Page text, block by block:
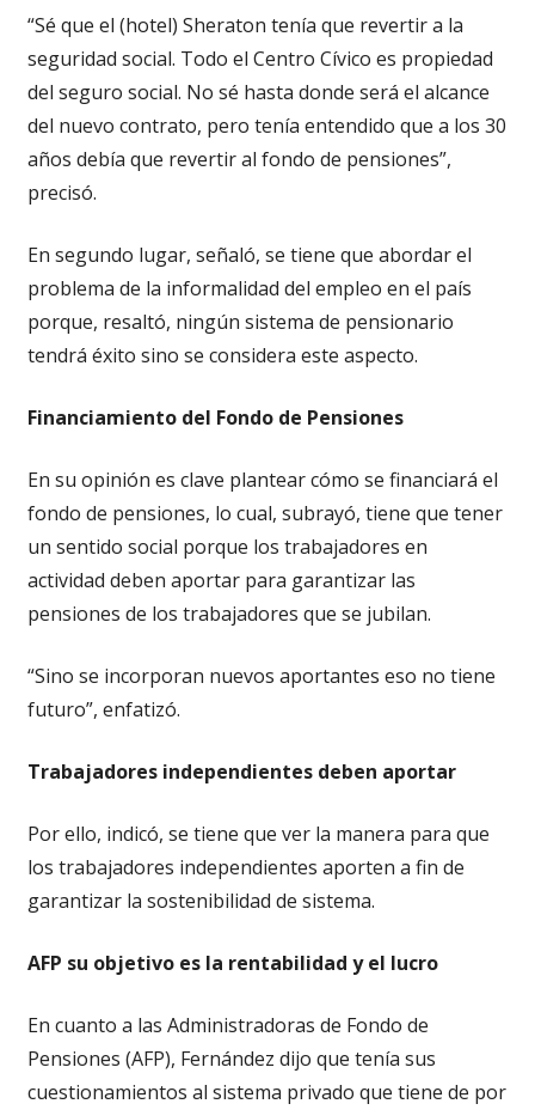
“Sé que el (hotel) Sheraton tenía que revertir a la
seguridad social. Todo el Centro Cívico es propiedad
del seguro social. No sé hasta donde será el alcance
del nuevo contrato, pero tenía entendido que a los 30
años debía que revertir al fondo de pensiones”,
precisó.
En segundo lugar, señaló, se tiene que abordar el
problema de la informalidad del empleo en el país
porque, resaltó, ningún sistema de pensionario
tendrá éxito sino se considera este aspecto.
Financiamiento del Fondo de Pensiones
En su opinión es clave plantear cómo se financiará el
fondo de pensiones, lo cual, subrayó, tiene que tener
un sentido social porque los trabajadores en
actividad deben aportar para garantizar las
pensiones de los trabajadores que se jubilan.
“Sino se incorporan nuevos aportantes eso no tiene
futuro”, enfatizó.
Trabajadores independientes deben aportar
Por ello, indicó, se tiene que ver la manera para que
los trabajadores independientes aporten a fin de
garantizar la sostenibilidad de sistema.
AFP su objetivo es la rentabilidad y el lucro
En cuanto a las Administradoras de Fondo de
Pensiones (AFP), Fernández dijo que tenía sus
cuestionamientos al sistema privado que tiene de por